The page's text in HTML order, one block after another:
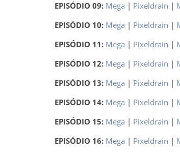
EPISÓDIO 09: Mega | Pixeldrain |
EPISÓDIO 10: Mega | Pixeldrain |
EPISÓDIO 11: Mega | Pixeldrain |
EPISÓDIO 12: Mega | Pixeldrain |
EPISÓDIO 13: Mega | Pixeldrain |
EPISÓDIO 14: Mega | Pixeldrain |
EPISÓDIO 15: Mega | Pixeldrain |
EPISÓDIO 16: Mega | Pixeldrain |